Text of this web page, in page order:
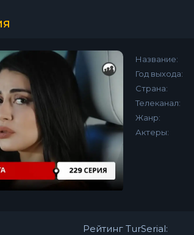
Название:
Год выхода:
Страна:
Телеканал:
Жанр:
Актеры:
Рейтинг TurSerial: